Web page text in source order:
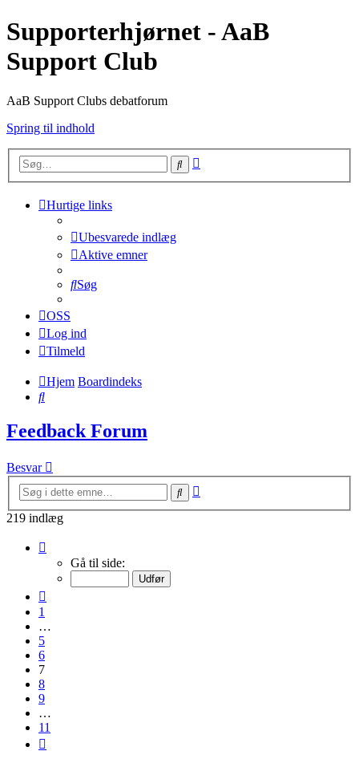
Supporterhjørnet - AaB
Support Club
AaB Support Clubs debatforum
Spring til indhold
Søg
Hurtige links
Ubesvarede indlæg
Aktive emner
Søg
OSS
Log ind
Tilmeld
Hjem Boardindeks
Søg
Feedback Forum
Besvar
Søg
219 indlæg
Gå til side:
1
…
5
6
7
8
9
…
11